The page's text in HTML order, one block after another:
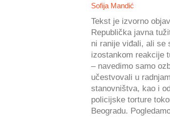
Sofija Mandić
Tekst je izvorno
Republička javna
ni ranije viđali, ali se
izostankom reakcije
– navedimo samo
učestvovali u
stanovništva, kao i
policijske torture
Beogradu.